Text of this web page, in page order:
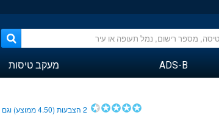
ADS-B מעקב טיסות
2הצבעות (4.50ממוצע) וגם